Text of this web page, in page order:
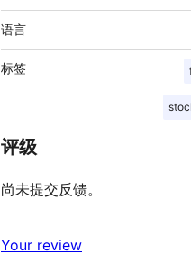
语言
标签
评级
尚未提交反馈。
Your review